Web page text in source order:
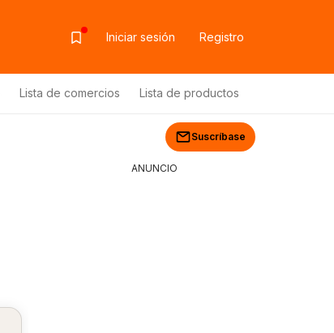
Iniciar sesión Registro
Lista de comercios Lista de productos
Suscríbase
ANUNCIO